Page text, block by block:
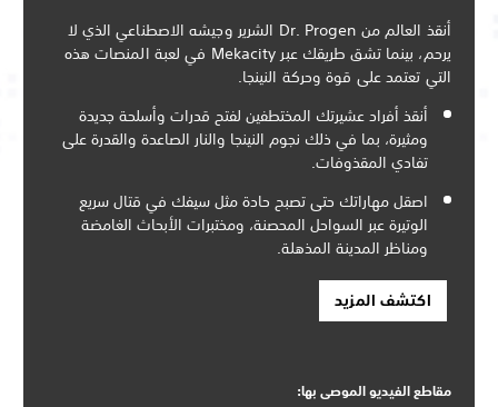
أنقذ العالم من Dr. Progen الشرير وجيشه الاصطناعي الذي لا
يرحم، بينما تشق طريقك عبر Mekacity في لعبة المنصات هذه
التي تعتمد على قوة وحركة النينجا.
أنقذ أفراد عشيرتك المختطفين لفتح قدرات وأسلحة جديدة
ومثيرة، بما في ذلك نجوم النينجا والنار الصاعدة والقدرة على
تفادي المقذوفات.
اصقل مهاراتك حتى تصبح حادة مثل سيفك في قتال سريع
الوتيرة عبر السواحل المحصنة، ومختبرات الأبحاث الغامضة
ومناظر المدينة المذهلة.
اكتشف المزيد
مقاطع الفيديو الموصى بها: